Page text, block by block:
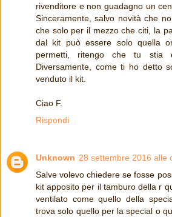
rivenditore e non guadagno un
Sinceramente, salvo novità che
che solo per il mezzo che citi, la
dal kit può essere solo quella
permetti, ritengo che tu stia
Diversamente, come ti ho detto
venduto il kit.
Ciao F.
Rispondi
Unknown 28 settembre 2016 alle
Salve volevo chiedere se fosse
kit apposito per il tamburo della r
ventilato come quello della
trova solo quello per la special o